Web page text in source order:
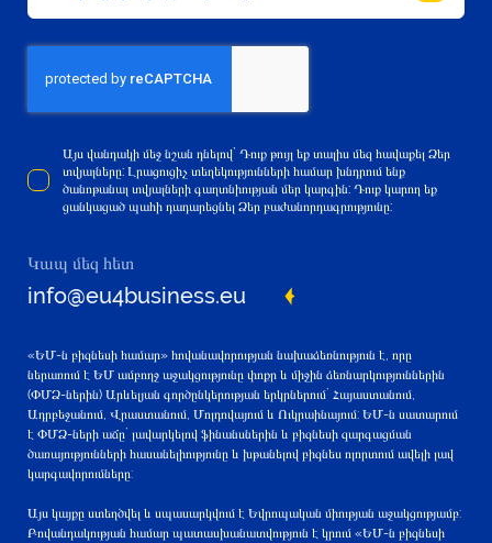
Այս վանդակի մեջ նշան դնելով` Դուք թույլ եք տալիս մեզ հավաքել Ձեր
տվյալները: Լրացուցիչ տեղեկությունների համար խնդրում ենք
ծանոթանալ տվյալների գաղտնիության մեր կարգին: Դուք կարող եք
ցանկացած պահի դադարեցնել Ձեր բաժանորդագրությունը:
Կապ մեզ հետ
info@eu4business.eu
«ԵՄ-ն բիզնեսի համար» հովանավորության նախաձեռնություն է, որը
ներառում է ԵՄ ամբողջ աջակցությունը փոքր և միջին ձեռնարկություններին
(ՓՄՁ-ներին) Արևելյան գործընկերության երկրներում` Հայաստանում,
Ադրբեջանում, Վրաստանում, Մոլդովայում և Ուկրաինայում: ԵՄ-ն սատարում
է ՓՄՁ-ների աճը` լավարկելով ֆինանսներին և բիզնեսի զարգացման
ծառայությունների հասանելիությունը և խթանելով բիզնես ոլորտում ավելի լավ
կարգավորումները:
Այս կայքը ստեղծվել և սպասարկվում է Եվրոպական միության աջակցությամբ:
Բովանդակության համար պատասխանատվություն է կրում «ԵՄ-ն բիզնեսի